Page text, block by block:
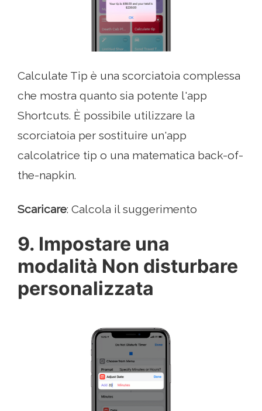
Calculate Tip è una scorciatoia complessa
che mostra quanto sia potente l'app
Shortcuts. È possibile utilizzare la
scorciatoia per sostituire un'app
calcolatrice tip o una matematica back-of-
the-napkin.
Scaricare: Calcola il suggerimento
9. Impostare una
modalità Non disturbare
personalizzata